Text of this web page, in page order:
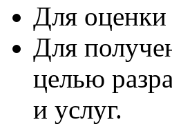
Для
Для
целью
и услуг.